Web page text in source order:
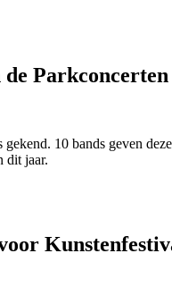
Parkconcerten
10 bands geven
dit jaar.